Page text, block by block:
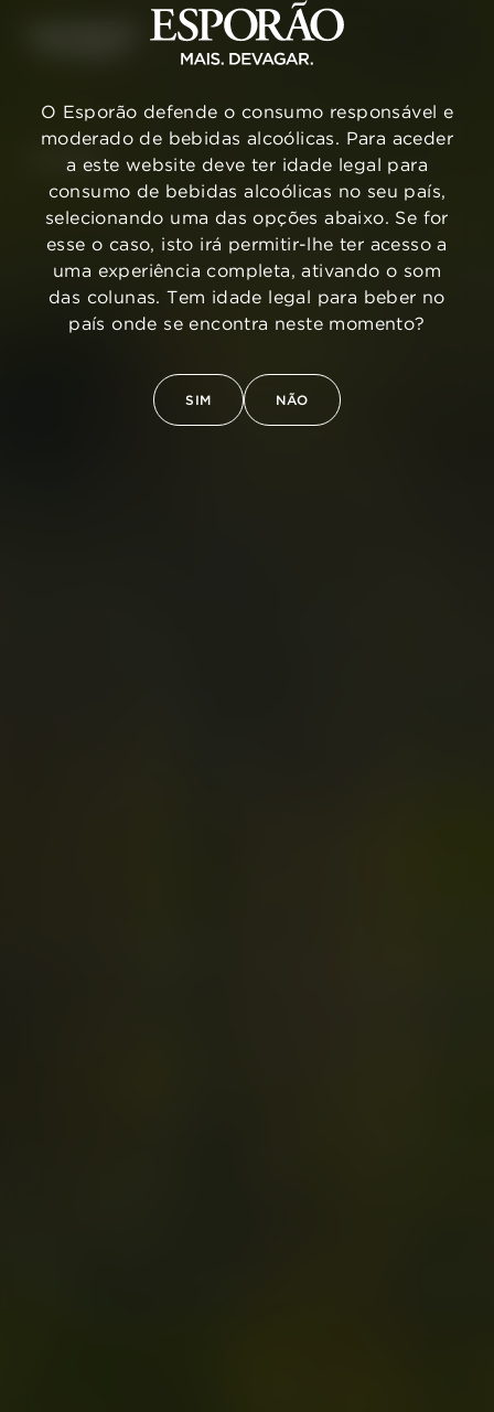
VOLTAR
O Esporão defende o consumo responsável e
moderado de bebidas alcoólicas. Para aceder
a este website deve ter idade legal para
consumo de bebidas alcoólicas no seu país,
selecionando uma das opções abaixo. Se for
esse o caso, isto irá permitir-lhe ter acesso a
uma experiência completa, ativando o som
das colunas. Tem idade legal para beber no
país onde se encontra neste momento?
SIM NÃO